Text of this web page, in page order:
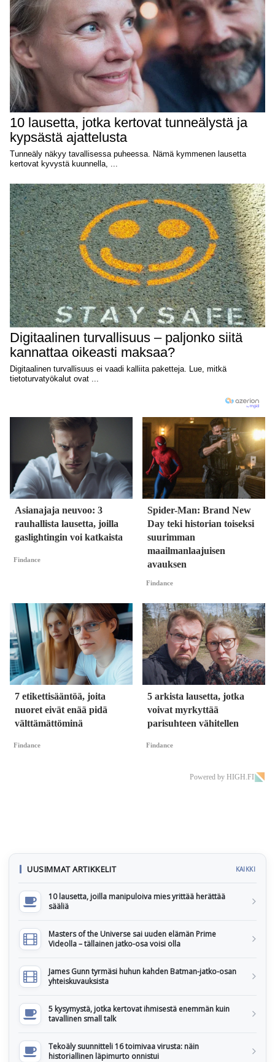
Asianajaja neuvoo: 3
rauhallista lausetta, joilla
gaslightingin voi katkaista
Findance
Spider-Man: Brand New
Day teki historian toiseksi
suurimman
maailmanlaajuisen
avauksen
Findance
7 etikettisääntöä, joita
nuoret eivät enää pidä
välttämättöminä
Findance
5 arkista lausetta, jotka
voivat myrkyttää
parisuhteen vähitellen
Findance
Powered by HIGH.FI
UUSIMMAT ARTIKKELIT KAIKKI
10 lausetta, joilla manipuloiva mies yrittää herättää
sääliä
Masters of the Universe sai uuden elämän Prime
Videolla – tällainen jatko-osa voisi olla
James Gunn tyrmäsi huhun kahden Batman-jatko-osan
yhteiskuvauksista
5 kysymystä, jotka kertovat ihmisestä enemmän kuin
tavallinen small talk
Tekoäly suunnitteli 16 toimivaa virusta: näin
historiallinen läpimurto onnistui